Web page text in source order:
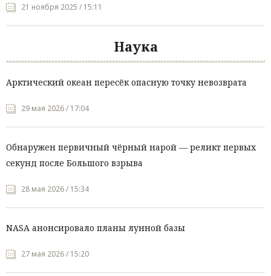
21 ноября 2025 / 15:11
Наука
Арктический океан пересёк опасную точку невозврата
29 мая 2026 / 17:04
Обнаружен первичный чёрный нарой — реликт первых
секунд после Большого взрыва
28 мая 2026 / 15:34
NASA анонсировало планы лунной базы
27 мая 2026 / 15:20